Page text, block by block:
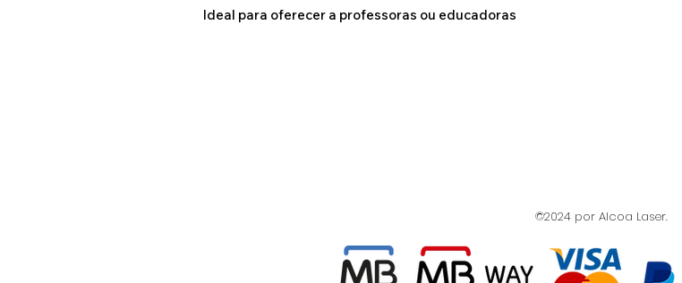
Ideal para oferecer a professoras ou educadoras
©2024 por Alcoa Laser.